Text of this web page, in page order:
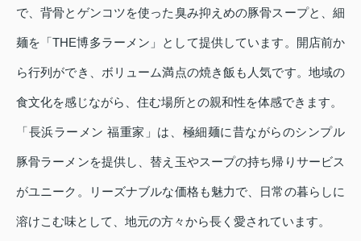
で、背骨とゲンコツを使った臭み抑えめの豚骨スープと、細
麺を「THE博多ラーメン」として提供しています。開店前か
ら行列ができ、ボリューム満点の焼き飯も人気です。地域の
食文化を感じながら、住む場所との親和性を体感できます。
「長浜ラーメン 福重家」は、極細麺に昔ながらのシンプル
豚骨ラーメンを提供し、替え玉やスープの持ち帰りサービス
がユニーク。リーズナブルな価格も魅力で、日常の暮らしに
溶けこむ味として、地元の方々から長く愛されています。